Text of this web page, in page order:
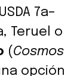
7a–
Teruel o
(Cosmos
opción